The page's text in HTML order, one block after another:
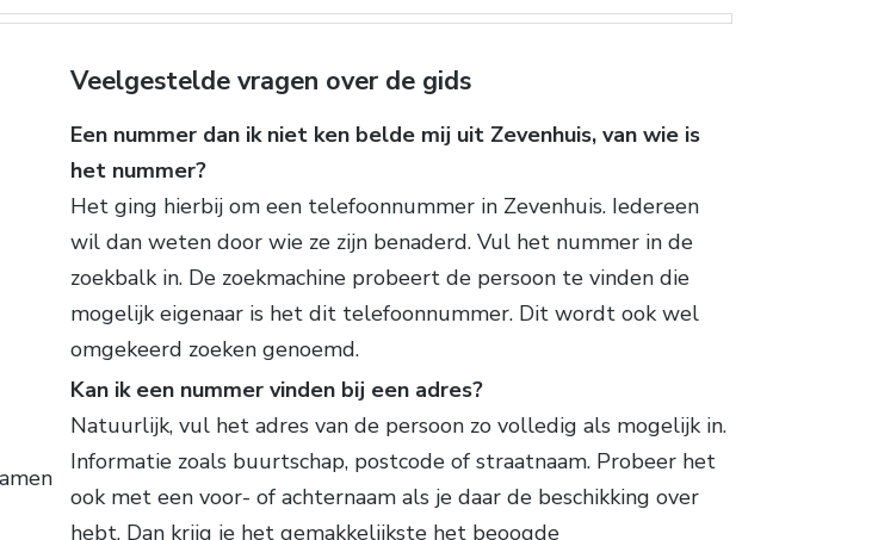
Veelgestelde vragen over de gids
Een nummer dan ik niet ken belde mij uit Zevenhuis, van wie is
het nummer?
Het ging hierbij om een telefoonnummer in Zevenhuis. Iedereen
wil dan weten door wie ze zijn benaderd. Vul het nummer in de
zoekbalk in. De zoekmachine probeert de persoon te vinden die
mogelijk eigenaar is het dit telefoonnummer. Dit wordt ook wel
omgekeerd zoeken genoemd.
Kan ik een nummer vinden bij een adres?
Natuurlijk, vul het adres van de persoon zo volledig als mogelijk in.
Informatie zoals buurtschap, postcode of straatnaam. Probeer het
ook met een voor- of achternaam als je daar de beschikking over
hebt. Dan krijg je het gemakkelijkste het beoogde